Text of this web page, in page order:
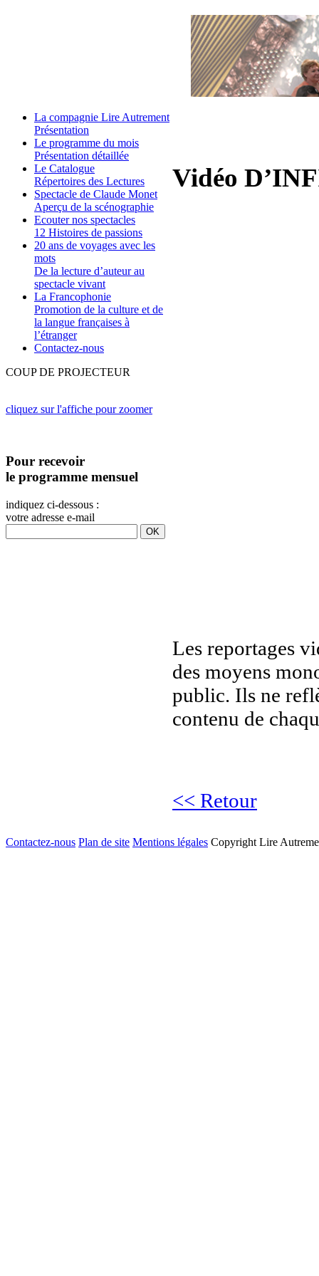
La compagnie Lire Autrement
Présentation
Le programme du mois
Présentation détaillée
Le Catalogue
Répertoires des Lectures
Spectacle de Claude Monet
Aperçu de la scénographie
Ecouter nos spectacles
12 Histoires de passions
20 ans de voyages avec les
mots
De la lecture d’auteur au
spectacle vivant
La Francophonie
Promotion de la culture et de
la langue françaises à
l’étranger
Contactez-nous
COUP DE PROJECTEUR
cliquez sur l'affiche pour zoomer
Pour recevoir
le programme mensuel
indiquez ci-dessous :
votre adresse e-mail
Vidéo
Les reportages
des moyens
public. Ils ne
contenu de
<< Retour
Contactez-nous Plan de site Mentions légales Copyright Lire